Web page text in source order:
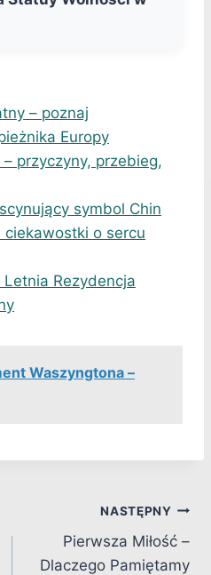
– poznaj
Europy
przyczyny, przebieg,
symbol Chin
ciekawostki o sercu
Rezydencja
Waszyngtona –
NASTĘPNY
Pierwsza Miłość –
Dlaczego Pamiętamy